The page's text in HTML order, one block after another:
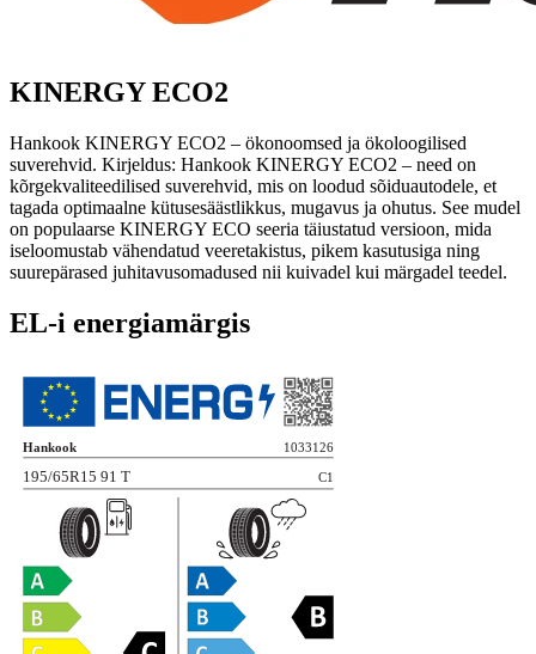
KINERGY ECO2
Hankook KINERGY ECO2 – ökonoomsed ja ökoloogilised
suverehvid. Kirjeldus: Hankook KINERGY ECO2 – need on
kõrgekvaliteedilised suverehvid, mis on loodud sõiduautodele, et
tagada optimaalne kütusesäästlikkus, mugavus ja ohutus. See mudel
on populaarse KINERGY ECO seeria täiustatud versioon, mida
iseloomustab vähendatud veeretakistus, pikem kasutusiga ning
suurepärased juhitavusomadused nii kuivadel kui märgadel teedel.
EL-i energiamärgis